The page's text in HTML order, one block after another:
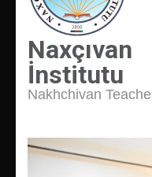
tuşuna
basın)
İnstitutu
Nakhchivan